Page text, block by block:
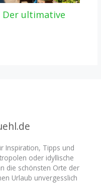
Der ultimative
Inspiration, Tipps und
oder idyllische
die schönsten Orte der
Urlaub unvergesslich